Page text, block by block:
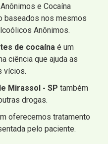
e Cocaína
baseados nos mesmos
Anônimos.
de cocaína é um
ciência que ajuda as
vícios.
Mirassol - SP também
drogas.
oferecemos tratamento
pelo paciente.